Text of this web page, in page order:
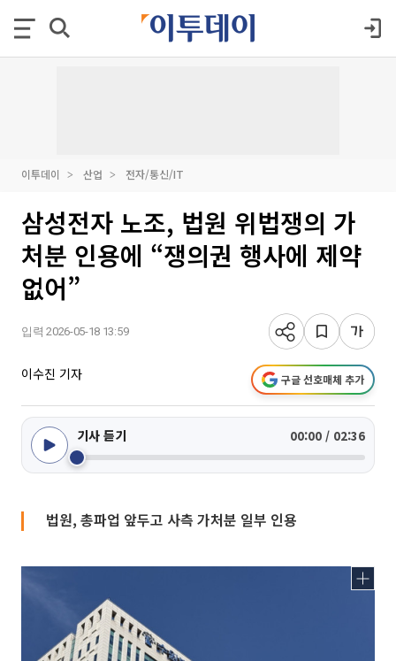
이투데이 산업 전자/통신/IT
삼성전자 노조, 법원 위법쟁의 가
처분 인용에 “쟁의권 행사에 제약
없어”
입력 2026-05-18 13:59
이수진 기자 구글 선호매체 추가
기사 듣기 00:00 / 02:36
법원, 총파업 앞두고 사측 가처분 일부 인용